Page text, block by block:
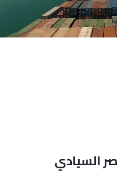
السيادي